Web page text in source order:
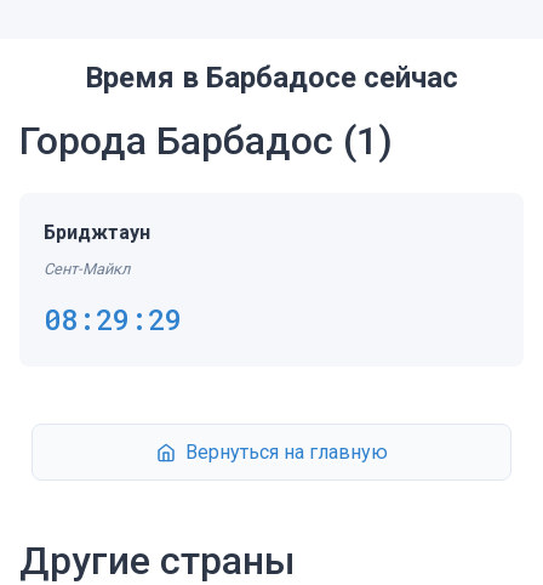
Время в Барбадосе сейчас
Города Барбадос (1)
Бриджтаун
Сент-Майкл
08:29:29
Вернуться на главную
Другие страны